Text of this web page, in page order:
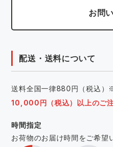
お問
配送・送料について
送料全国一律880円（税込）
10,000円（税込）以上のご
時間指定
お荷物のお届け時間をご希望